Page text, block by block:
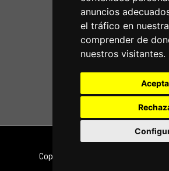
anuncios
el tráfico en
comprender de
nuestros visitantes.
Nota legal|Política de
Copyright © 2026 | Powered by